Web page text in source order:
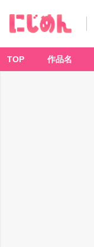
TOP 作品名